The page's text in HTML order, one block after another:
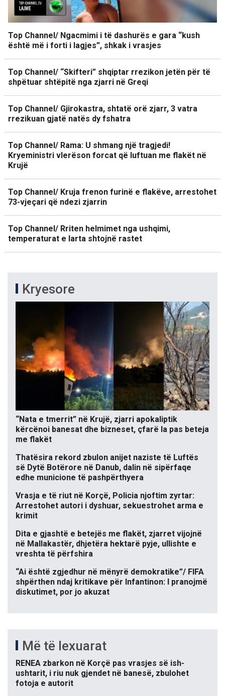
Top Channel/ Ngacmimi i të dashurës e gara “kush
është më i forti i lagjes”, shkak i vrasjes
Top Channel/ “Skifteri” shqiptar rrezikon jetën për të
shpëtuar shtëpitë nga zjarri në Greqi
Top Channel/ Gjirokastra, shtatë orë zjarr, 3 vatra
rrezikuan gjatë natës dy fshatra
Top Channel/ Rama: U shmang një tragjedi!
Kryeministri vlerëson forcat që luftuan me flakët në
Krujë
Top Channel/ Kruja frenon furinë e flakëve, arrestohet
73-vjeçari që ndezi zjarrin
Top Channel/ Rriten helmimet nga ushqimi,
temperaturat e larta shtojnë rastet
Kryesore
“Nata e tmerrit” në Krujë, zjarri apokaliptik
kërcënoi banesat dhe bizneset, çfarë la pas beteja
me flakët
Thatësira rekord zbulon anijet naziste të Luftës
së Dytë Botërore në Danub, dalin në sipërfaqe
edhe municione të pashpërthyera
Vrasja e të riut në Korçë, Policia njoftim zyrtar:
Arrestohet autori i dyshuar, sekuestrohet arma e
krimit
Dita e gjashtë e betejës me flakët, zjarret vijojnë
në Mallakastër, dhjetëra hektarë pyje, ullishte e
vreshta të përfshira
“Ai është zgjedhur në mënyrë demokratike”/ FIFA
shpërthen ndaj kritikave për Infantinon: I pranojmë
diskutimet, por jo akuzat
Më të lexuarat
RENEA zbarkon në Korçë pas vrasjes së ish-
ushtarit, i riu nuk gjendet në banesë, zbulohet
fotoja e autorit